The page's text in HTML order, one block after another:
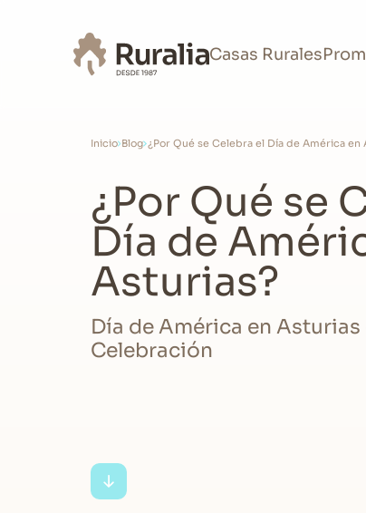
Casas Rurales
Inicio Blog ¿Por Qué se Celebra el Día de América en
¿Por Qué se
Día de
Asturias?
Día de América en
Celebración